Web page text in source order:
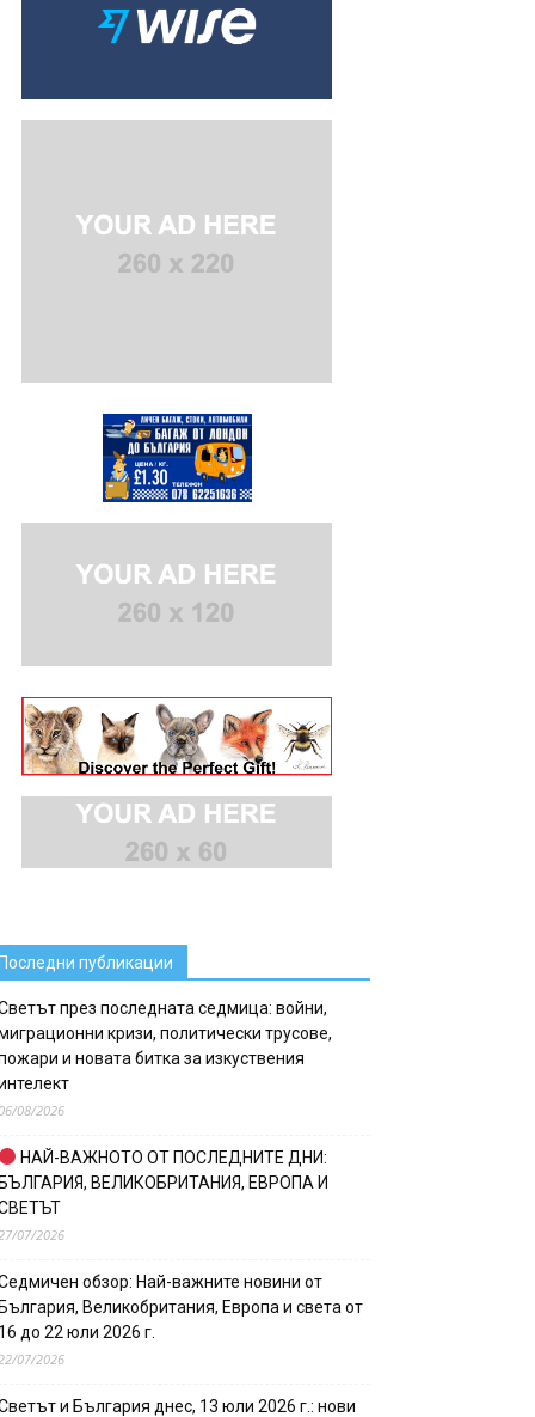
публикации
през последната седмица: войни,
кризи, политически трусове,
и новата битка за изкуствения
08/2026
НАЙ-ВАЖНОТО ОТ ПОСЛЕДНИТЕ ДНИ:
ВЕЛИКОБРИТАНИЯ, ЕВРОПА И
07/2026
обзор: Най-важните новини от
Великобритания, Европа и света от
до 22 юли 2026 г.
07/2026
и България днес, 13 юли 2026 г.: нови